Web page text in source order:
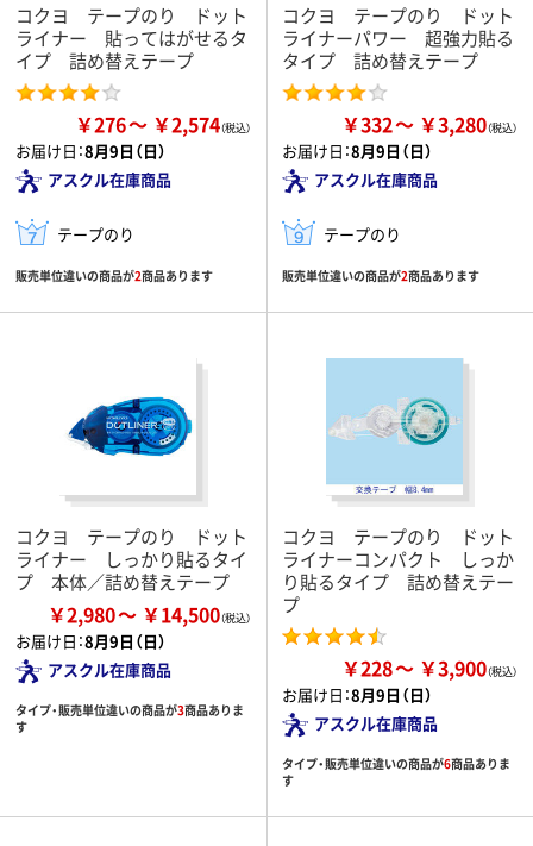
コクヨ テープのり ドット
ライナー 貼ってはがせるタ
イプ 詰め替えテープ
￥276 ￥2,574
お届け日：8月9日（日）
アスクル在庫商品
テープのり
販売単位違いの商品が2商品あります
コクヨ テープのり ドット
ライナーパワー 超強力貼る
タイプ 詰め替えテープ
￥332 ￥3,280
お届け日：8月9日（日）
アスクル在庫商品
テープのり
販売単位違いの商品が2商品あります
コクヨ テープのり ドット
ライナー しっかり貼るタイ
プ 本体／詰め替えテープ
￥2,980 ￥14,500
お届け日：8月9日（日）
アスクル在庫商品
タイプ・販売単位違いの商品が3商品ありま
す
コクヨ テープのり ドット
ライナーコンパクト しっか
り貼るタイプ 詰め替えテー
プ
￥228 ￥3,900
お届け日：8月9日（日）
アスクル在庫商品
タイプ・販売単位違いの商品が6商品ありま
す